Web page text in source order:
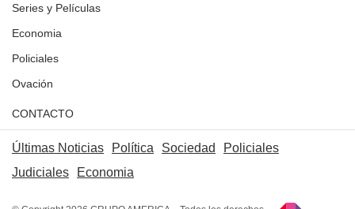
Series y Películas
Economia
Policiales
Ovación
CONTACTO
Últimas Noticias Política Sociedad
Policiales
Judiciales
Economia